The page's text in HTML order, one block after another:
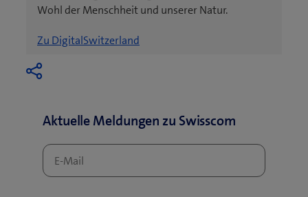
Wohl der Menschheit und unserer Natur.
Zu DigitalSwitzerland
e
Aktuelle Meldungen zu Swisscom